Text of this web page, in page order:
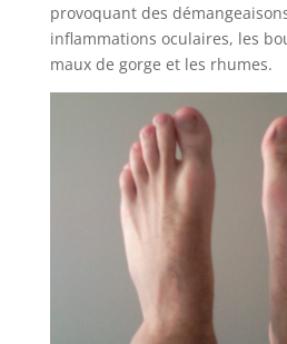
provoquant des
inflammations oculaires, les
maux de gorge et les rhumes.